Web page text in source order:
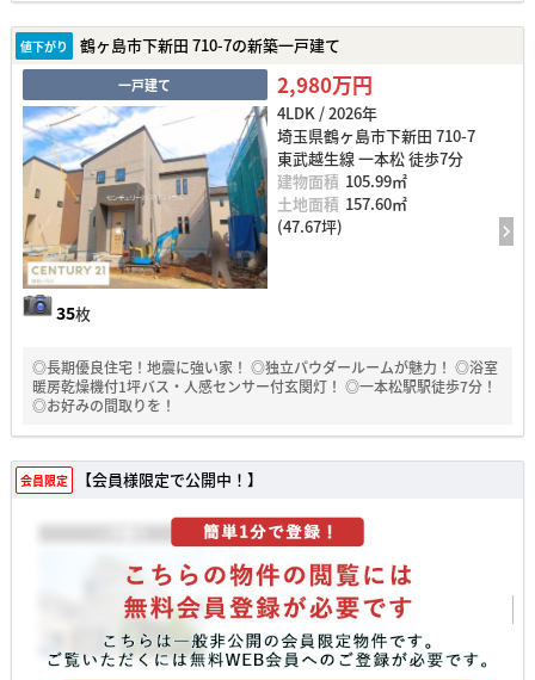
値下がり 鶴ヶ島市下新田 710-7の新築一戸建て
一戸建て
35枚
2,980万円
4LDK / 2026年
埼玉県鶴ヶ島市下新田 710-7
東武越生線 一本松 徒歩7分
建物面積 105.99㎡
土地面積 157.60㎡
(47.67坪)
◎長期優良住宅！地震に強い家！ ◎独立パウダールームが魅力！ ◎浴室
暖房乾燥機付1坪バス・人感センサー付玄関灯！ ◎一本松駅駅徒歩7分！
◎お好みの間取りを！
会員限定 【会員様限定で公開中！】